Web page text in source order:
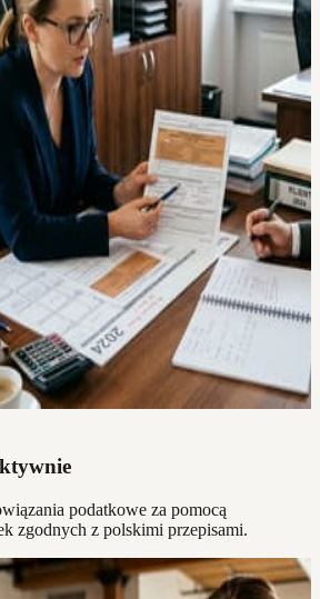
podatkowe za pomocą
zgodnych z polskimi przepisami.